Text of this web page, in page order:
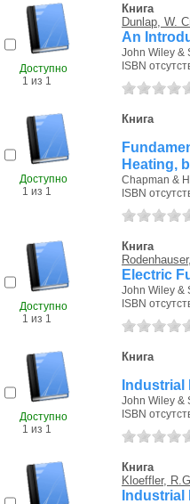
Доступно
1 из 1
Книга
Dunlap, W.
An
John Wiley &
ISBN
Доступно
1 из 1
Книга
Heating,
Chapman &
ISBN
Доступно
1 из 1
Книга
Electric
John Wiley &
ISBN
Доступно
1 из 1
Книга
Industrial
John Wiley &
ISBN
Книга
Kloeffler,
Industrial